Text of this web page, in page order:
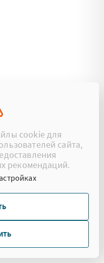
cookie для
сайта,
рекомендаций.